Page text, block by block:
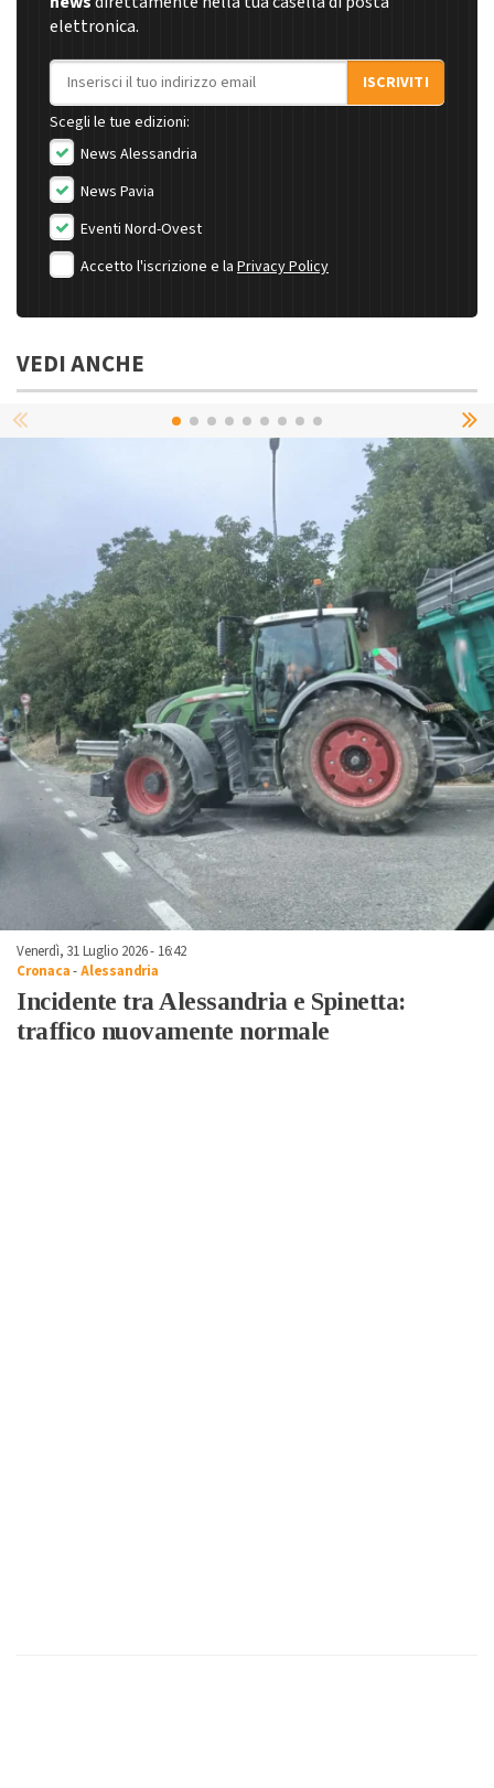
elettronica.
Indirizzo email
ISCRIVITI
Scegli le tue edizioni:
News Alessandria
News Pavia
Eventi Nord-Ovest
Accetto l'iscrizione e la Privacy Policy
VEDI ANCHE
Venerdì, 31 Luglio 2026 - 16:42
Cronaca-Alessandria
Incidente tra Alessandria e Spinetta:
traffico nuovamente normale